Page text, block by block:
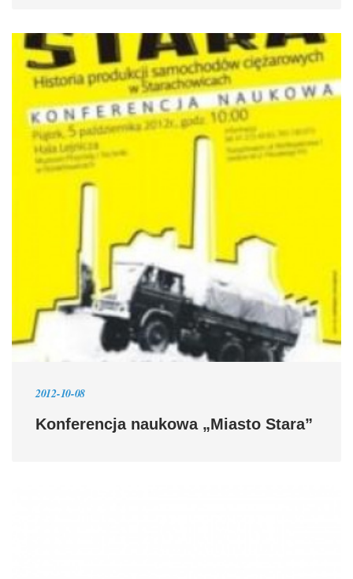
2012-10-08
Konferencja naukowa „Miasto Stara”